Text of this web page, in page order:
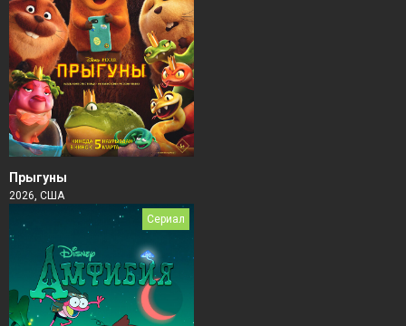
Прыгуны
2026, США
Сериал